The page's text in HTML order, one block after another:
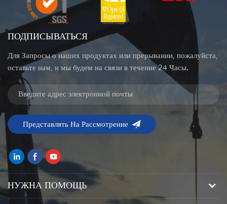
ПОДПИСЫВАТЬСЯ
Для Запросы о наших продуктах или прерывании, пожалуйста,
оставьте нам, и мы будем на связи в течение 24 Часы.
НУЖНА ПОМОЩЬ